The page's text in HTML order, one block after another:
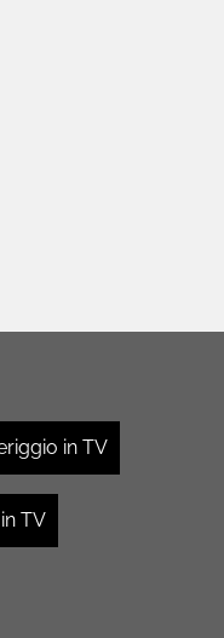
in TV
TV